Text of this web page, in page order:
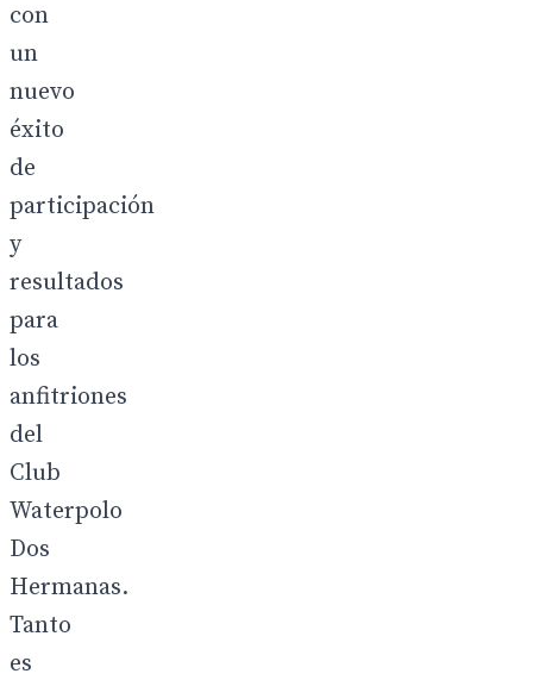
con
un
nuevo
éxito
de
participación
y
resultados
para
los
anfitriones
del
Club
Waterpolo
Dos
Hermanas.
Tanto
es